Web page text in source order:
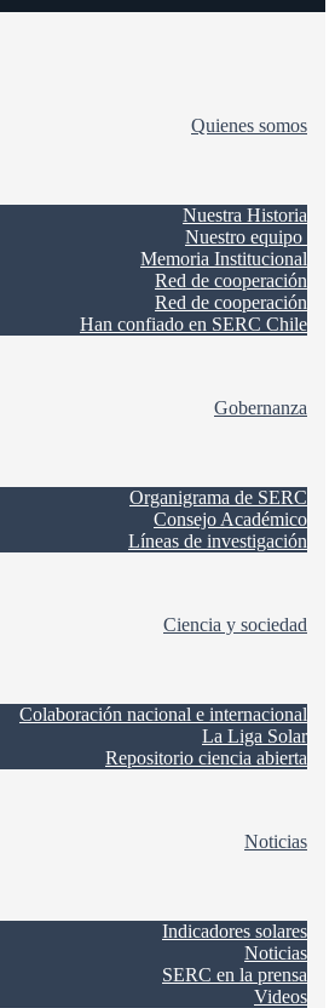
Quienes somos
Nuestra Historia
Nuestro equipo
Memoria Institucional
Red de cooperación
Red de cooperación
Han confiado en SERC Chile
Gobernanza
Organigrama de SERC
Consejo Académico
Líneas de investigación
Ciencia y sociedad
Colaboración nacional e internacional
La Liga Solar
Repositorio ciencia abierta
Noticias
Indicadores solares
Noticias
SERC en la prensa
Videos